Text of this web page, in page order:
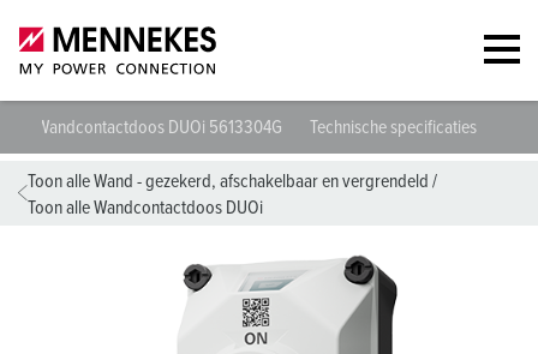
Wandcontactdoos DUOi 5613304G Technische specificaties
Toon alle Wand - gezekerd, afschakelbaar en vergrendeld /
Toon alle Wandcontactdoos DUOi